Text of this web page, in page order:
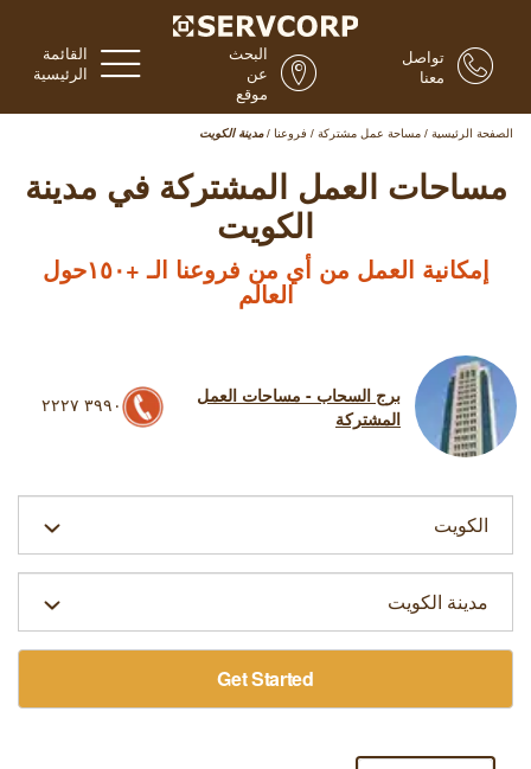
القائمة
الرئيسية
البحث
عن
موقع
تواصل
معنا
الصفحة الرئيسية / مساحة عمل مشتركة / فروعنا / مدينة الكويت
مساحات العمل المشتركة في مدينة
الكويت
إمكانية العمل من أي من فروعنا الـ +١٥٠حول
العالم
برج السحاب - مساحات العمل
المشتركة
٣٩٩٠ ٢٢٢٧
Get Started